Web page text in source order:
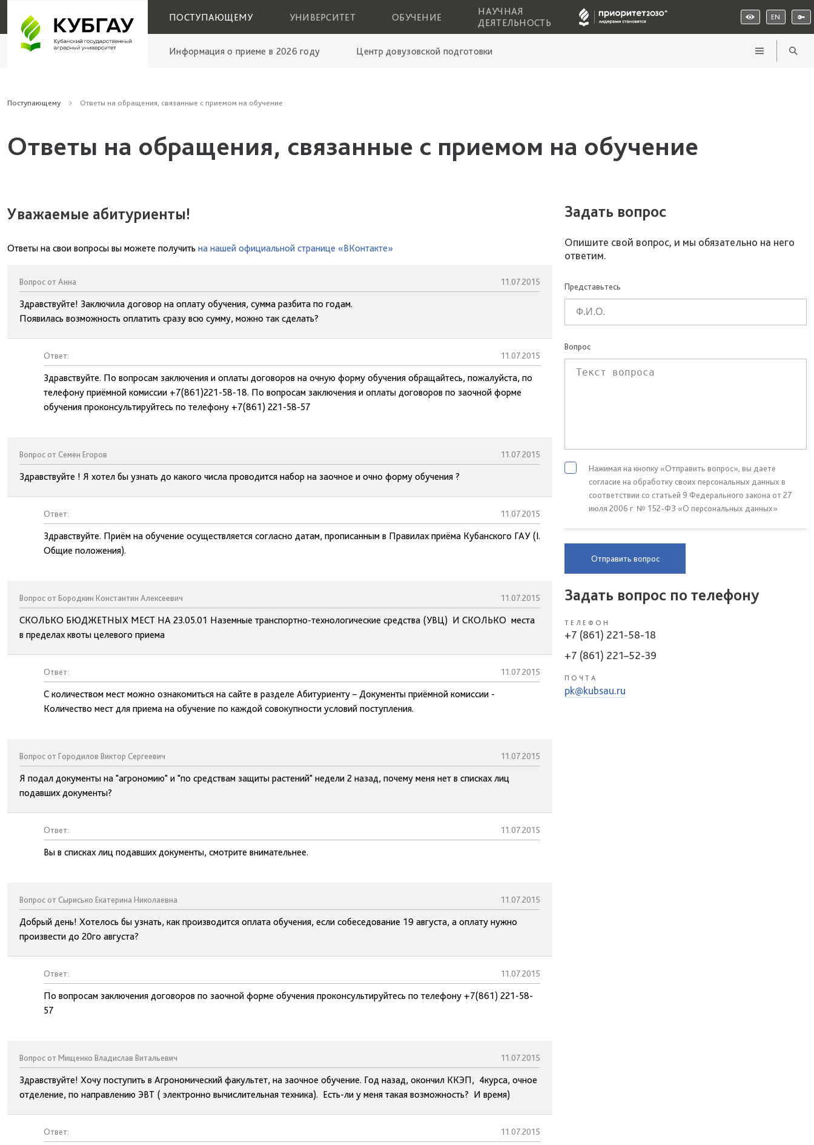
ПОСТУПАЮЩЕМУ УНИВЕРСИТЕТ ОБУЧЕНИЕ
НАУЧНАЯ
ДЕЯТЕЛЬНОСТЬ
EN
Информация о приеме в 2026 году Центр довузовской подготовки
Поступающему Ответы на обращения, связанные с приемом на обучение
Ответы на обращения, связанные с приемом на обучение
Уважаемые абитуриенты!
Ответы на свои вопросы вы можете получить на нашей официальной странице «ВКонтакте»
Вопрос от Анна 11.07.2015
Здравствуйте! Заключила договор на оплату обучения, сумма разбита по годам.
Появилась возможность оплатить сразу всю сумму, можно так сделать?
Ответ: 11.07.2015
Здравствуйте. По вопросам заключения и оплаты договоров на очную форму обучения обращайтесь, пожалуйста, по
телефону приёмной комиссии +7(861)221-58-18. По вопросам заключения и оплаты договоров по заочной форме
обучения проконсультируйтесь по телефону +7(861) 221-58-57
Вопрос от Семен Егоров 11.07.2015
Здравствуйте ! Я хотел бы узнать до какого числа проводится набор на заочное и очно форму обучения ?
Ответ: 11.07.2015
Здравствуйте. Приём на обучение осуществляется согласно датам, прописанным в Правилах приёма Кубанского ГАУ (I.
Общие положения).
Вопрос от Бородкин Константин Алексеевич 11.07.2015
СКОЛЬКО БЮДЖЕТНЫХ МЕСТ НА 23.05.01 Наземные транспортно-технологические средства (УВЦ) И СКОЛЬКО места
в пределах квоты целевого приема
Ответ: 11.07.2015
С количеством мест можно ознакомиться на сайте в разделе Абитуриенту – Документы приёмной комиссии -
Количество мест для приема на обучение по каждой совокупности условий поступления.
Вопрос от Городилов Виктор Сергеевич 11.07.2015
Я подал документы на "агрономию" и "по средствам защиты растений" недели 2 назад, почему меня нет в списках лиц
подавших документы?
Ответ: 11.07.2015
Вы в списках лиц подавших документы, смотрите внимательнее.
Вопрос от Сырисько Екатерина Николаевна 11.07.2015
Добрый день! Хотелось бы узнать, как производится оплата обучения, если собеседование 19 августа, а оплату нужно
произвести до 20го августа?
Ответ: 11.07.2015
По вопросам заключения договоров по заочной форме обучения проконсультируйтесь по телефону +7(861) 221-58-
57
Вопрос от Мищенко Владислав Витальевич 11.07.2015
Здравствуйте! Хочу поступить в Агрономический факультет, на заочное обучение. Год назад, окончил ККЭП, 4курса, очное
отделение, по направлению ЭВТ ( электронно вычислительная техника). Есть-ли у меня такая возможность? И время)
Ответ: 11.07.2015
Задать вопрос
Опишите свой вопрос, и мы обязательно на него
ответим.
Представьтесь
Вопрос
Нажимая на кнопку «Отправить вопрос», вы даете
согласие на обработку своих персональных данных в
соответствии со статьей 9 Федерального закона от 27
июля 2006 г. № 152-ФЗ «О персональных данных»
Отправить вопрос
Задать вопрос по телефону
ТЕЛЕФОН
+7 (861) 221-58-18
+7 (861) 221–52-39
ПОЧТА
pk@kubsau.ru